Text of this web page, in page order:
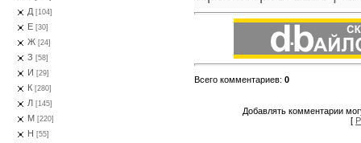
Д [104]
Е [30]
Ж [24]
З [58]
И [29]
К [280]
Л [145]
М [220]
Н [55]
Всего комментариев: 0
Добавлять комментарии
[